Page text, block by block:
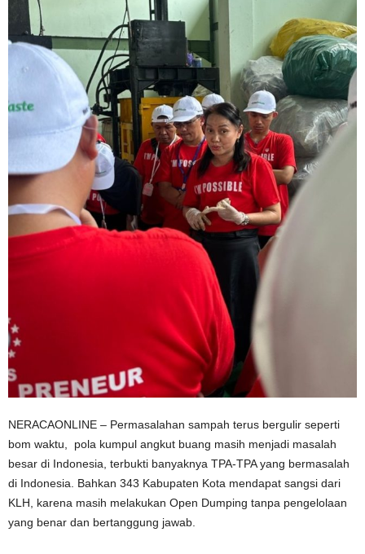
NERACAONLINE – Permasalahan sampah terus bergulir seperti
bom waktu, pola kumpul angkut buang masih menjadi masalah
besar di Indonesia, terbukti banyaknya TPA-TPA yang bermasalah
di Indonesia. Bahkan 343 Kabupaten Kota mendapat sangsi dari
KLH, karena masih melakukan Open Dumping tanpa pengelolaan
yang benar dan bertanggung jawab.